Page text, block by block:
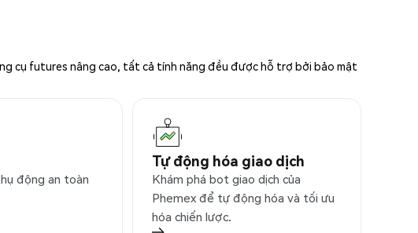
cụ futures nâng cao, tất cả tính năng đều được hỗ trợ bởi bảo mật
động an toàn
Tự động hóa giao dịch
Khám phá bot giao dịch của
Phemex để tự động hóa và tối ưu
hóa chiến lược.